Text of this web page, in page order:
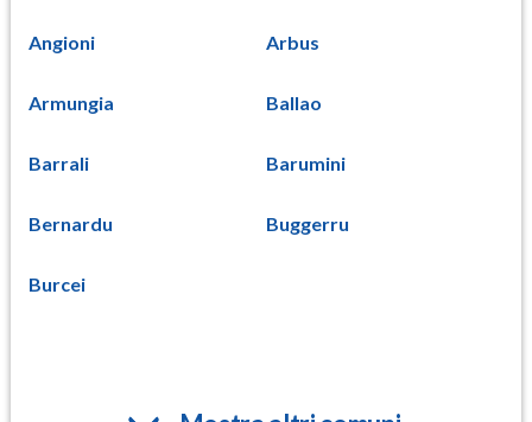
Angioni Arbus
Armungia Ballao
Barrali Barumini
Bernardu Buggerru
Burcei